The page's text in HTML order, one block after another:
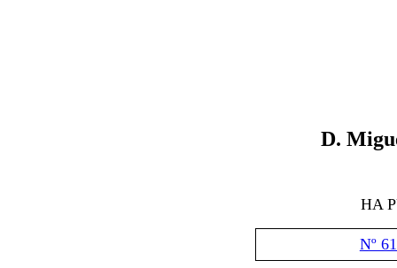
D.
HA
Nº